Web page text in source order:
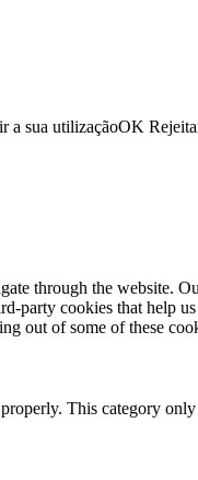
a sua utilizaçãoOK
through the website.
party cookies that help
out of some of these
This category